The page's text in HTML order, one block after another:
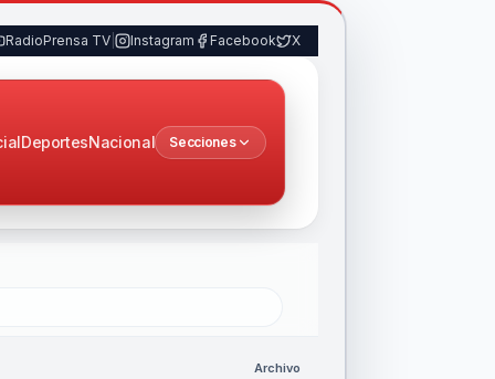
RadioPrensa TV Instagram Facebook X
DeportesNacional Secciones
Archivo